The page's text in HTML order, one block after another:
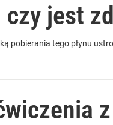
jest
pobierania tego płynu